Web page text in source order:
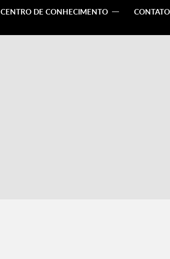
CENTRO DE CONHECIMENTO CONTATO